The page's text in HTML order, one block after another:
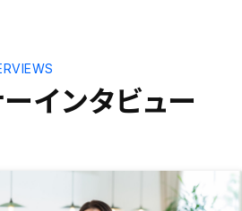
インタビュー